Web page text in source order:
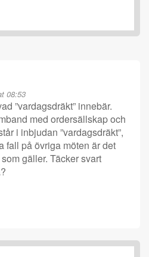
08:53
”vardagsdräkt” innebär.
med ordersällskap och
i inbjudan ”vardagsdräkt”,
fall på övriga möten är det
gäller. Täcker svart